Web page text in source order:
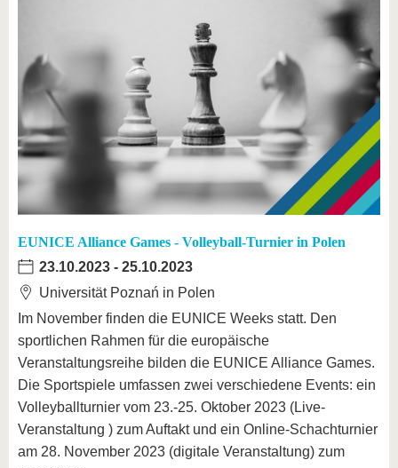
EUNICE Alliance Games - Volleyball-Turnier in Polen
23.10.2023 - 25.10.2023
Universität Poznań in Polen
Im November finden die EUNICE Weeks statt. Den
sportlichen Rahmen für die europäische
Veranstaltungsreihe bilden die EUNICE Alliance Games.
Die Sportspiele umfassen zwei verschiedene Events: ein
Volleyballturnier vom 23.-25. Oktober 2023 (Live-
Veranstaltung ) zum Auftakt und ein Online-Schachturnier
am 28. November 2023 (digitale Veranstaltung) zum